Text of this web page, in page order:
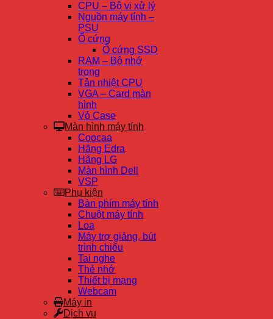
CPU – Bộ vi xử lý
Nguồn máy tính –
PSU
Ổ cứng
Ổ cứng SSD
RAM – Bộ nhớ
trong
Tản nhiệt CPU
VGA – Card màn
hình
Vỏ Case
Màn hình máy tính
Coocaa
Hãng Edra
Hãng LG
Màn hình Dell
VSP
Phụ kiện
Bàn phím máy tính
Chuột máy tính
Loa
Máy trợ giảng, bút
trình chiếu
Tai nghe
Thẻ nhớ
Thiết bị mạng
Webcam
Máy in
Dịch vụ